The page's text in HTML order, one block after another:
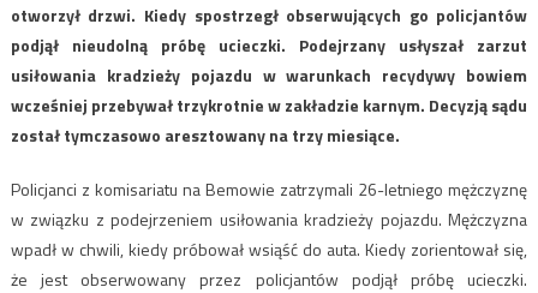
otworzył drzwi. Kiedy spostrzegł obserwujących go policjantów
podjął nieudolną próbę ucieczki. Podejrzany usłyszał zarzut
usiłowania kradzieży pojazdu w warunkach recydywy bowiem
wcześniej przebywał trzykrotnie w zakładzie karnym. Decyzją sądu
został tymczasowo aresztowany na trzy miesiące.
Policjanci z komisariatu na Bemowie zatrzymali 26-letniego mężczyznę
w związku z podejrzeniem usiłowania kradzieży pojazdu. Mężczyzna
wpadł w chwili, kiedy próbował wsiąść do auta. Kiedy zorientował się,
że jest obserwowany przez policjantów podjął próbę ucieczki.